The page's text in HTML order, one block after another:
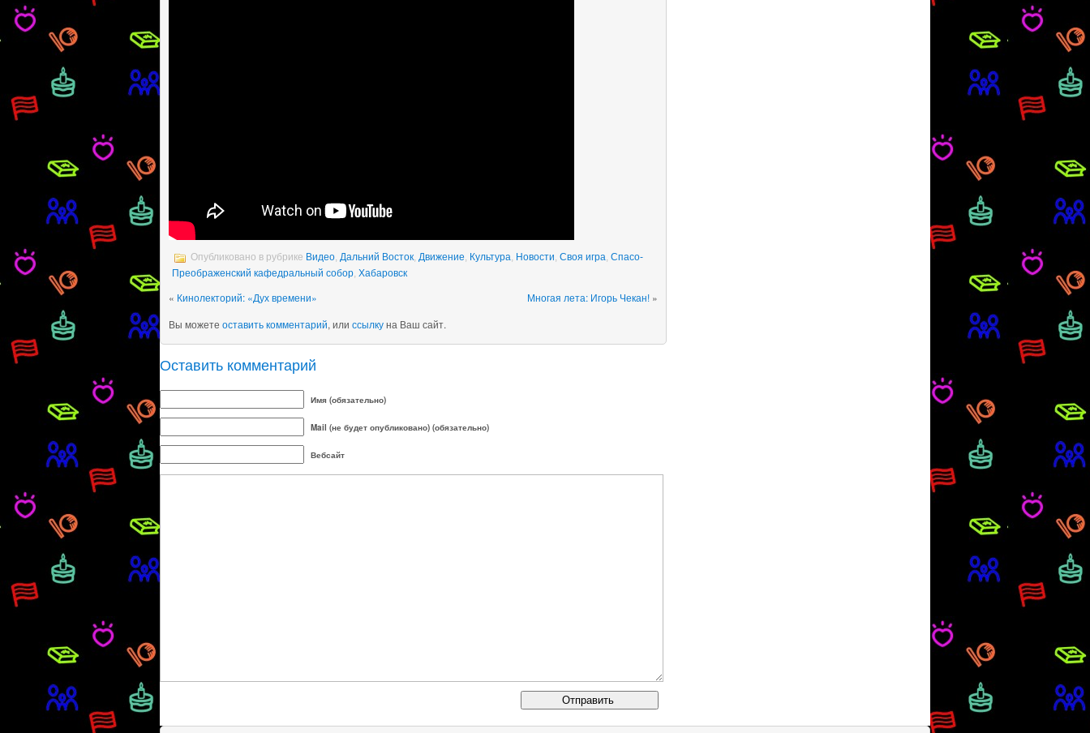
Опубликовано в рубрике Видео, Дальний Восток, Движение, Культура, Новости, Своя игра, Спасо-
Преображенский кафедральный собор, Хабаровск
« Кинолекторий: «Дух времени» Многая лета: Игорь Чекан! »
Вы можете оставить комментарий, или ссылкуна Ваш сайт.
Оставить комментарий
Имя (обязательно)
Mail (не будет опубликовано) (обязательно)
Вебсайт